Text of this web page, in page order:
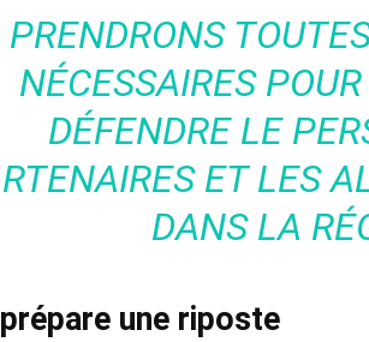
PRENDRONS
NÉCESSAIRES
DÉFENDRE LE
ET LES
DANS LA
une riposte